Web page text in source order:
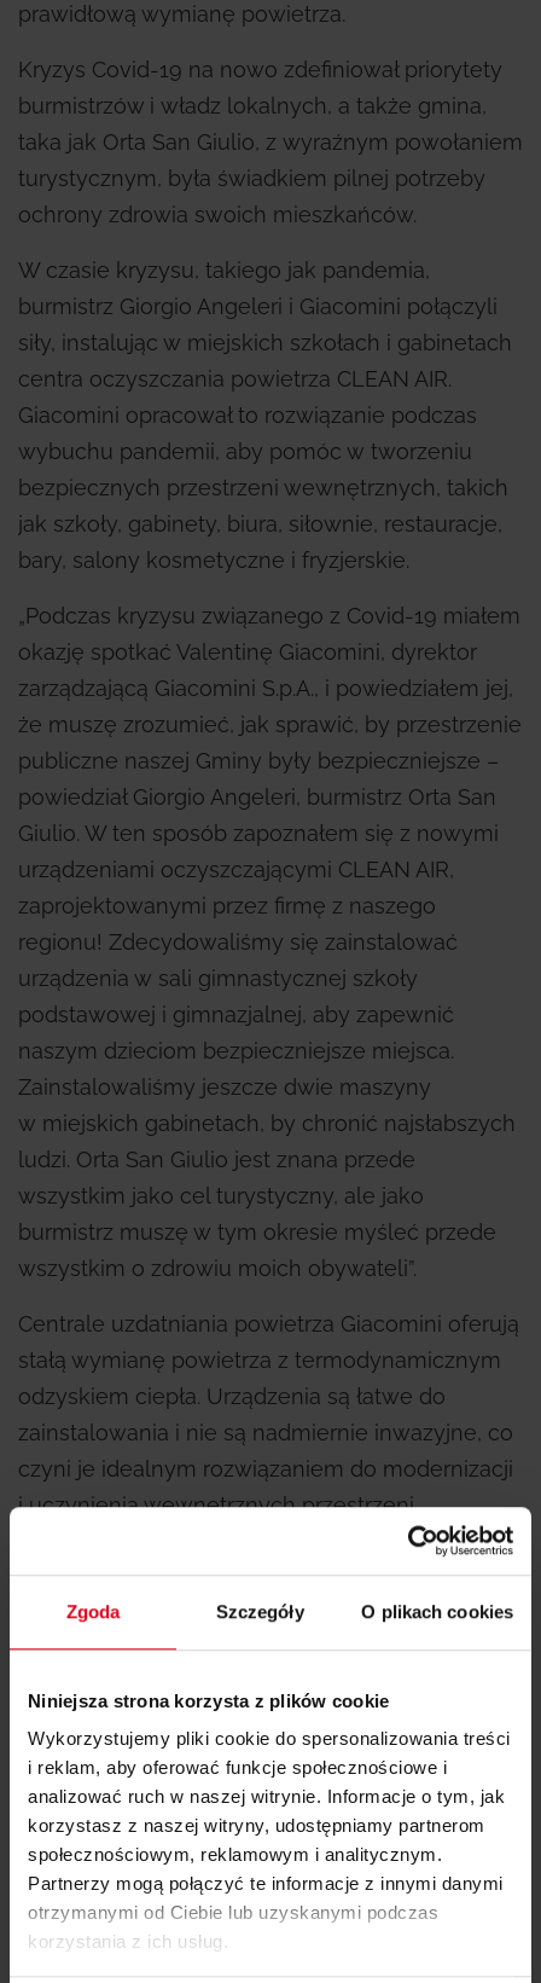
Zgoda Szczegóły O plikach cookies
Niniejsza strona korzysta z plików cookie
Wykorzystujemy pliki cookie do spersonalizowania treści
i reklam, aby oferować funkcje społecznościowe i
analizować ruch w naszej witrynie. Informacje o tym, jak
korzystasz z naszej witryny, udostępniamy partnerom
społecznościowym, reklamowym i analitycznym.
Partnerzy mogą połączyć te informacje z innymi danymi
otrzymanymi od Ciebie lub uzyskanymi podczas
korzystania z ich usług.
prawidłową wymianę powietrza.
Kryzys Covid-19 na nowo zdefiniował priorytety
burmistrzów i władz lokalnych, a także gmina,
taka jak Orta San Giulio, z wyraźnym powołaniem
turystycznym, była świadkiem pilnej potrzeby
ochrony zdrowia swoich mieszkańców.
W czasie kryzysu, takiego jak pandemia,
burmistrz Giorgio Angeleri i Giacomini połączyli
siły, instalując w miejskich szkołach i gabinetach
centra oczyszczania powietrza CLEAN AIR.
Giacomini opracował to rozwiązanie podczas
wybuchu pandemii, aby pomóc w tworzeniu
bezpiecznych przestrzeni wewnętrznych, takich
jak szkoły, gabinety, biura, siłownie, restauracje,
bary, salony kosmetyczne i fryzjerskie.
„Podczas kryzysu związanego z Covid-19 miałem
okazję spotkać Valentinę Giacomini, dyrektor
zarządzającą Giacomini S.p.A., i powiedziałem jej,
że muszę zrozumieć, jak sprawić, by przestrzenie
publiczne naszej Gminy były bezpieczniejsze –
powiedział Giorgio Angeleri, burmistrz Orta San
Giulio. W ten sposób zapoznałem się z nowymi
urządzeniami oczyszczającymi CLEAN AIR,
zaprojektowanymi przez firmę z naszego
regionu! Zdecydowaliśmy się zainstalować
urządzenia w sali gimnastycznej szkoły
podstawowej i gimnazjalnej, aby zapewnić
naszym dzieciom bezpieczniejsze miejsca.
Zainstalowaliśmy jeszcze dwie maszyny
w miejskich gabinetach, by chronić najsłabszych
ludzi. Orta San Giulio jest znana przede
wszystkim jako cel turystyczny, ale jako
burmistrz muszę w tym okresie myśleć przede
wszystkim o zdrowiu moich obywateli”.
Centrale uzdatniania powietrza Giacomini oferują
stałą wymianę powietrza z termodynamicznym
odzyskiem ciepła. Urządzenia są łatwe do
zainstalowania i nie są nadmiernie inwazyjne, co
czyni je idealnym rozwiązaniem do modernizacji
i uczynienia wewnętrznych przestrzeni
publicznych bezpieczniejszymi bez konieczności
wykonywania ważnych prac budowlanych.
Wewnętrzne przestrzenie gęsto zatłoczone
i charakteryzujące się słabą wymianą powietrza
„To niesamowite urządzenia – powiedział
Giovanni Bernasconi, lekarz gminy Orta. W
czasach pandemii pozwalają one na
oczyszczanie powietrza bez otwierania okien
w zimnych porach roku lub w obecności
pacjentów. Pacjenci mówią nam, że czują się
bezpieczniej w pokoju wyposażonym w tego